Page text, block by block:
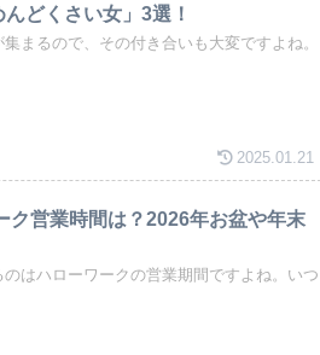
どくさい女」3選！
まるので、その付き合いも大変ですよね。
2025.01.21
ク営業時間は？2026年お盆や年末
はハローワークの営業期間ですよね。いつ